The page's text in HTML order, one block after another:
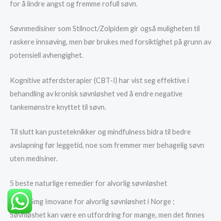
for å lindre angst og fremme rofull søvn.
Søvnmedisiner som Stilnoct/Zolpidem gir også muligheten til
raskere innsøving, men bør brukes med forsiktighet på grunn av
potensiell avhengighet.
Kognitive atferdsterapier (CBT-I) har vist seg effektive i
behandling av kronisk søvnløshet ved å endre negative
tankemønstre knyttet til søvn.
Til slutt kan pusteteknikker og mindfulness bidra til bedre
avslapning før leggetid, noe som fremmer mer behagelig søvn
uten medisiner.
5 beste naturlige remedier for alvorlig søvnløshet
kjøp 7.5mg Imovane for alvorlig søvnløshet i Norge ;
Søvnløshet kan være en utfordring for mange, men det finnes